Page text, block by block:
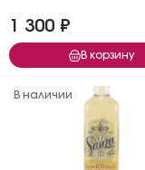
1 300 ₽
В корзину
В наличии